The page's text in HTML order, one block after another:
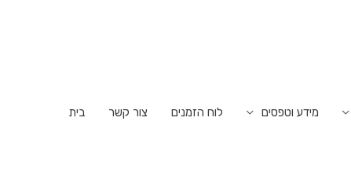
מידע וטפסים לוח הזמנים צור קשר בית